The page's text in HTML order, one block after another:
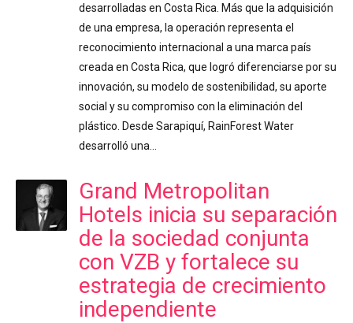
desarrolladas en Costa Rica. Más que la adquisición
de una empresa, la operación representa el
reconocimiento internacional a una marca país
creada en Costa Rica, que logró diferenciarse por su
innovación, su modelo de sostenibilidad, su aporte
social y su compromiso con la eliminación del
plástico. Desde Sarapiquí, RainForest Water
desarrolló una…
Grand Metropolitan
Hotels inicia su separación
de la sociedad conjunta
con VZB y fortalece su
estrategia de crecimiento
independiente